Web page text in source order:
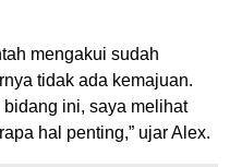
mengakui sudah
tidak ada kemajuan.
ini, saya melihat
hal penting,” ujar Alex.